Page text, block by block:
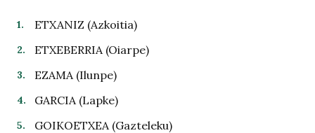
ETXANIZ (Azkoitia)
ETXEBERRIA (Oiarpe)
EZAMA (Ilunpe)
GARCIA (Lapke)
GOIKOETXEA (Gazteleku)